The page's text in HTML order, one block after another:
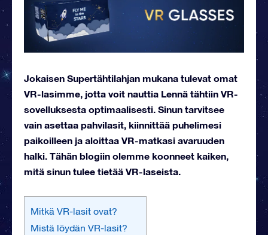
Jokaisen Supertähtilahjan mukana tulevat omat
VR-lasimme, jotta voit nauttia Lennä tähtiin VR-
sovelluksesta optimaalisesti. Sinun tarvitsee
vain asettaa pahvilasit, kiinnittää puhelimesi
paikoilleen ja aloittaa VR-matkasi avaruuden
halki. Tähän blogiin olemme koonneet kaiken,
mitä sinun tulee tietää VR-laseista.
Mitkä VR-lasit ovat?
Mistä löydän VR-lasit?